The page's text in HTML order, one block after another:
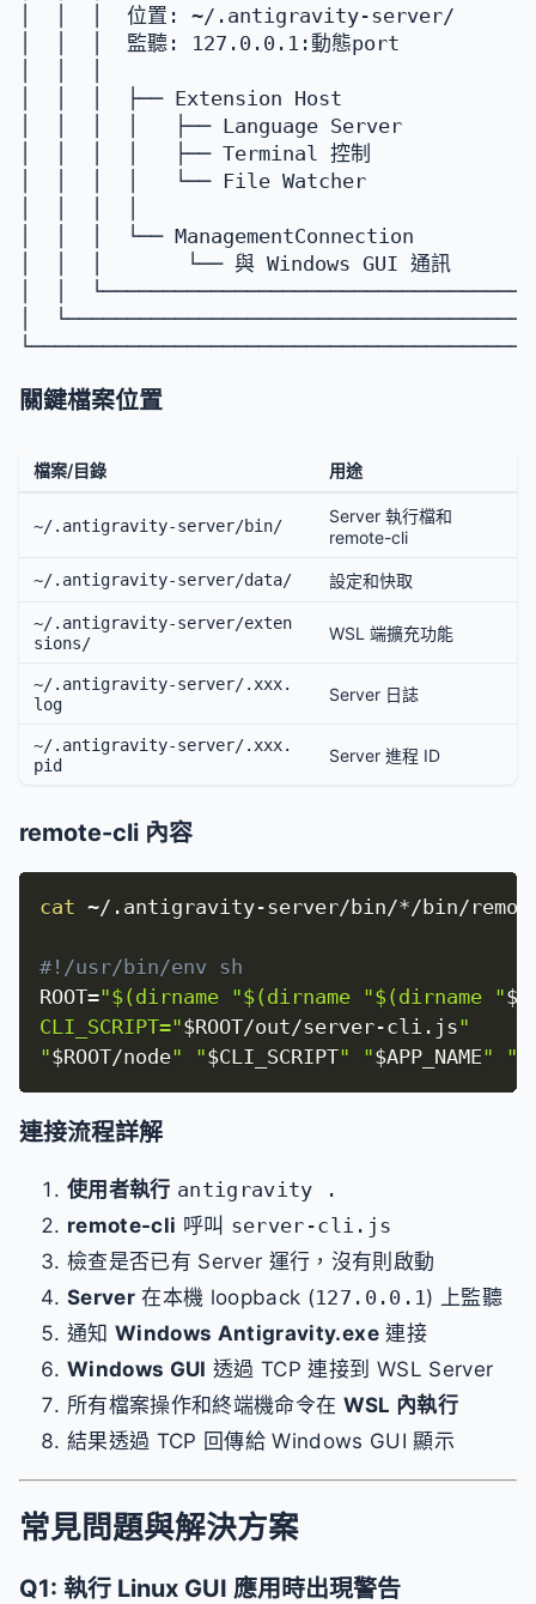
│  │  │  位置: ~/.antigravity-server/
│  │  │  監聽: 127.0.0.1:動態port
│  │  │  ├── Extension Host
│  │  │  │   ├── Language Server
│  │  │  │   ├── Terminal 控制
│  │  │  │   └── File Watcher
│  │  │  └── ManagementConnection
│  │  │       └── 與 Windows GUI 通
│  │
│
關鍵檔案位置
檔案/目錄 用途
~/.antigravity-server/bin/
Server 執行檔和
remote-cli
~/.antigravity-server/data/ 設定和快取
~/.antigravity-server/exten
sions/
WSL 端擴充功能
~/.antigravity-server/.xxx.
log
Server 日誌
~/.antigravity-server/.xxx.
pid
Server 進程 ID
remote-cli 內容
cat ~/.antigravity-server/bin/*/bin/
#!/usr/bin/env sh
ROOT="$(dirname "$(dirname "$(dirname "$(
CLI_SCRIPT="$ROOT/out/server-cli.js"
"$ROOT/node" "$CLI_SCRIPT" "$APP_NAME" "
連接流程詳解
使用者執行 antigravity .
remote-cli 呼叫 server-cli.js
檢查是否已有 Server 運行，沒有則啟動
Server 在本機 loopback (127.0.0.1 ) 上監聽
通知Windows Antigravity.exe連接
Windows GUI 透過 TCP 連接到 WSL Server
所有檔案操作和終端機命令在 WSL 內執行
結果透過 TCP 回傳給 Windows GUI 顯示
常見問題與解決方案
Q1: 執行 Linux GUI 應用時出現警告